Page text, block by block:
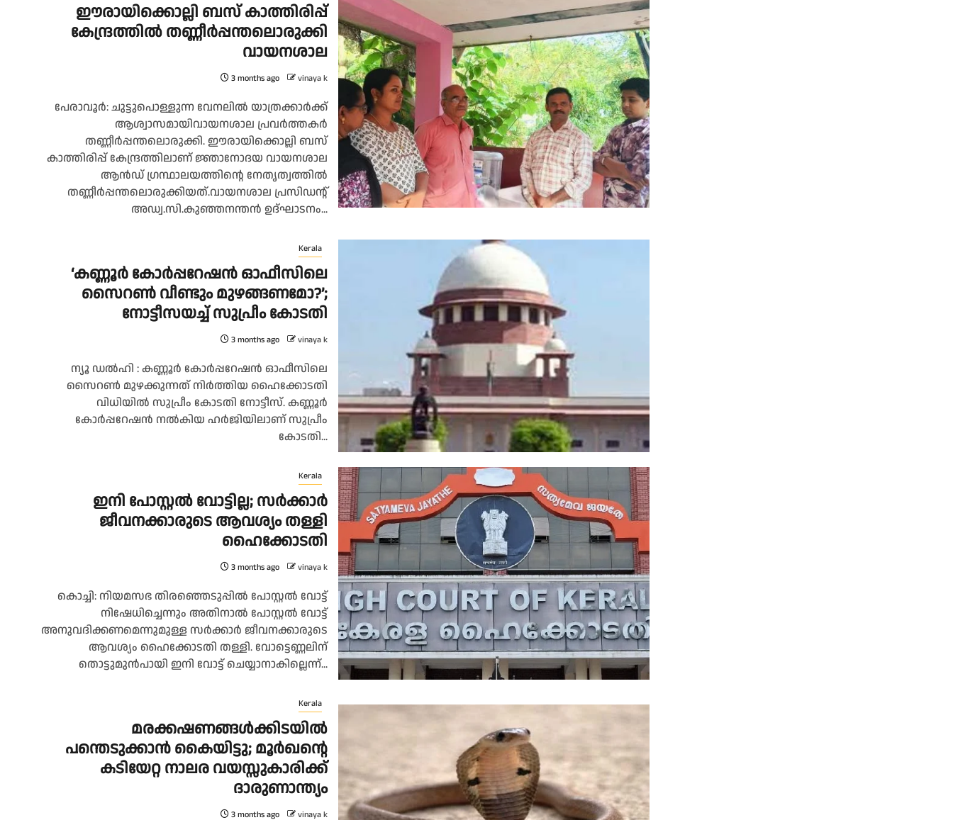
ഈരായിക്കൊല്ലി ബസ് കാത്തിരിപ്പ്
കേന്ദ്രത്തിൽ തണ്ണീർപ്പന്തലൊരുക്കി
വായനശാല
3 months ago vinaya k
പേരാവൂർ: ചുട്ടുപൊള്ളുന്ന വേനലിൽ യാത്രക്കാർക്ക്
ആശ്വാസമായിവായനശാല പ്രവർത്തകർ
തണ്ണീർപ്പന്തലൊരുക്കി. ഈരായിക്കൊല്ലി ബസ്
കാത്തിരിപ്പ് കേന്ദ്രത്തിലാണ് ജ്ഞാനോദയ വായനശാല
ആൻഡ് ഗ്രന്ഥാലയത്തിന്റെ നേതൃത്വത്തിൽ
തണ്ണീർപ്പന്തലൊരുക്കിയത്.വായനശാല പ്രസിഡന്റ്
അഡ്വ.സി.കുഞ്ഞനന്തൻ ഉദ്ഘാടനം...
Kerala
‘കണ്ണൂർ കോർപ്പറേഷൻ ഓഫീസിലെ
സൈറൺ വീണ്ടും മുഴങ്ങണമോ?’;
നോട്ടീസയച്ച് സുപ്രീം കോടതി
3 months ago vinaya k
ന്യൂ ഡൽഹി : കണ്ണൂർ കോർപ്പറേഷൻ ഓഫീസിലെ
സൈറൺ മുഴക്കുന്നത് നിർത്തിയ ഹൈക്കോടതി
വിധിയിൽ സുപ്രീം കോടതി നോട്ടീസ്. കണ്ണൂർ
കോർപ്പറേഷൻ നൽകിയ ഹർജിയിലാണ് സുപ്രീം
കോടതി...
Kerala
ഇനി പോസ്റ്റൽ വോട്ടില്ല; സർക്കാർ
ജീവനക്കാരുടെ ആവശ്യം തള്ളി
ഹൈക്കോടതി
3 months ago vinaya k
കൊച്ചി: നിയമസഭ തിരഞ്ഞെടുപ്പിൽ പോസ്റ്റൽ വോട്ട്
നിഷേധിച്ചെന്നും അതിനാൽ പോസ്റ്റൽ വോട്ട്
അനുവദിക്കണമെന്നുമുള്ള സർക്കാർ ജീവനക്കാരുടെ
ആവശ്യം ഹൈക്കോടതി തള്ളി. വോട്ടെണ്ണലിന്
തൊട്ടുമുൻപായി ഇനി വോട്ട് ചെയ്യാനാകില്ലെന്ന്...
Kerala
മരക്കഷണങ്ങൾക്കിടയിൽ
പന്തെടുക്കാൻ കൈയിട്ടു; മൂർഖന്റെ
കടിയേറ്റ നാലര വയസ്സുകാരിക്ക്
ദാരുണാന്ത്യം
3 months ago vinaya k